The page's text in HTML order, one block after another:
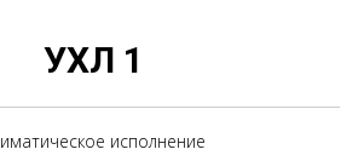
УХЛ 1
исполнение